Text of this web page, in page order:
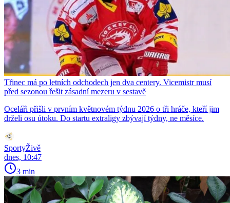
Třinec má po letních odchodech jen dva centery. Vicemistr musí
před sezonou řešit zásadní mezeru v sestavě
Oceláři přišli v prvním květnovém týdnu 2026 o tři hráče, kteří jim
drželi osu útoku. Do startu extraligy zbývají týdny, ne měsíce.
SportyŽivě
dnes, 10:47
3 min